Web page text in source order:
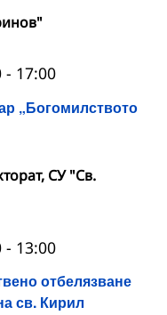
„Богомилството
- 17:00
СУ "Св.
отбелязване
св. Кирил
- 13:00